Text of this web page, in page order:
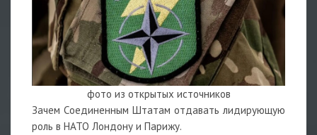
фото из открытых источников
Зачем Соединенным Штатам отдавать лидирующую
роль в НАТО Лондону и Парижу.